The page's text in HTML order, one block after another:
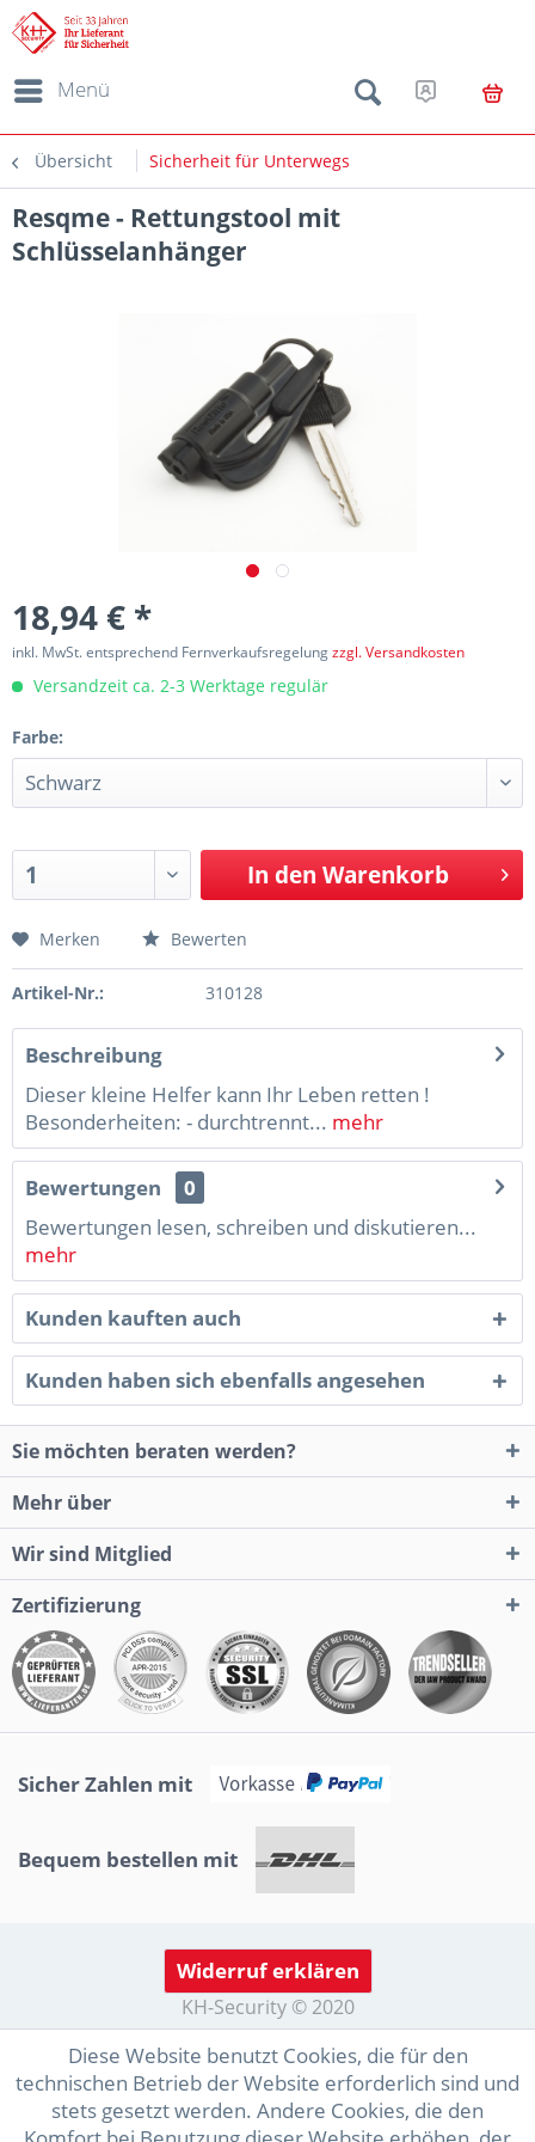
Menü
Übersicht Sicherheit für Unterwegs
Resqme - Rettungstool mit
Schlüsselanhänger
18,94 € *
inkl. MwSt. entsprechend Fernverkaufsregelungzzgl. Versandkosten
Versandzeit ca. 2-3 Werktage regulär
Farbe:
In den Warenkorb
Merken Bewerten
Artikel-Nr.: 310128
Beschreibung
Dieser kleine Helfer kann Ihr Leben retten !
Besonderheiten: - durchtrennt... mehr
Bewertungen
0
Bewertungen lesen, schreiben und diskutieren...
mehr
Kunden kauften auch
Kunden haben sich ebenfalls angesehen
Sie möchten beraten werden?
Mehr über
Wir sind Mitglied
Zertifizierung
Sicher Zahlen mit
Bequem bestellen mit
Widerruf erklären
KH-Security © 2020
Diese Website benutzt Cookies, die für den
technischen Betrieb der Website erforderlich sind und
stets gesetzt werden. Andere Cookies, die den